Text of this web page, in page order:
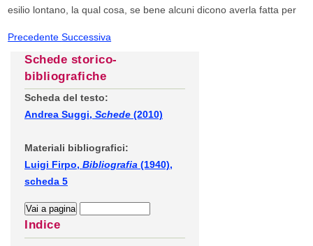
esilio lontano, la qual cosa, se bene alcuni dicono averla fatta per
PrecedenteSuccessiva
Schede storico-
bibliografiche
Scheda del testo:
Andrea Suggi, Schede (2010)
Materiali bibliografici:
Luigi Firpo, Bibliografia (1940),
scheda 5
Indice